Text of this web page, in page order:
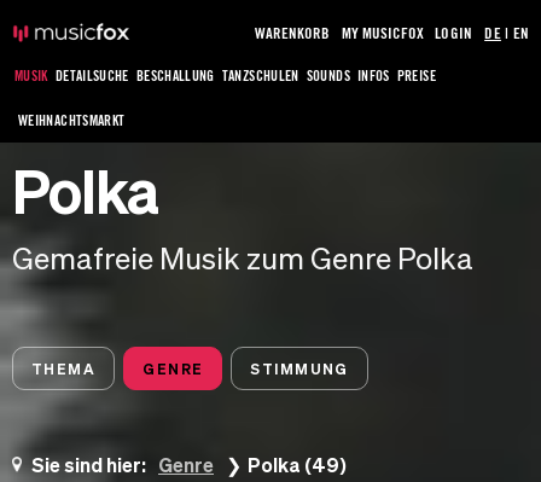
MUSIK DETAILSUCHE BESCHALLUNG TANZSCHULEN SOUNDS INFOS PREISE
WEIHNACHTSMARKT
WARENKORB MY MUSICFOX LOGIN DE| EN
Polka
Gemafreie Musik zum Genre Polka
THEMA GENRE STIMMUNG
Sie sind hier: Genre
Polka (49)